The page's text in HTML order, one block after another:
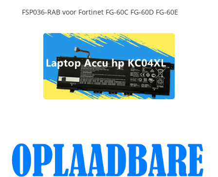
FSP036-RAB voor Fortinet FG-60C FG-60D FG-60E